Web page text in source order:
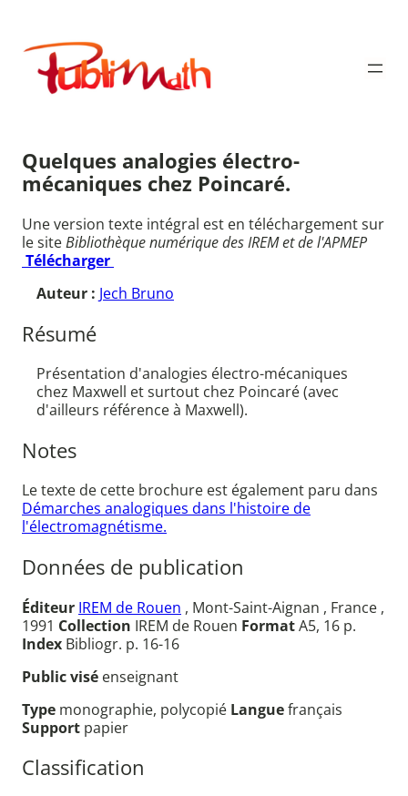
contenu
Publimath
Quelques analogies électro-
mécaniques chez Poincaré.
Une version texte intégral est en téléchargement sur
le siteBibliothèque numérique des IREM et de l'APMEP
Télécharger
Auteur : Jech Bruno
Résumé
Présentation d'analogies électro-mécaniques
chez Maxwell et surtout chez Poincaré (avec
d'ailleurs référence à Maxwell).
Notes
Le texte de cette brochure est également paru dans
Démarches analogiques dans l'histoire de
l'électromagnétisme.
Données de publication
Éditeur IREM de Rouen , Mont-Saint-Aignan , France ,
1991 Collection IREM de Rouen FormatA5, 16 p.
Index Bibliogr. p. 16-16
Public visé enseignant
Type monographie, polycopié Languefrançais
Support papier
Classification